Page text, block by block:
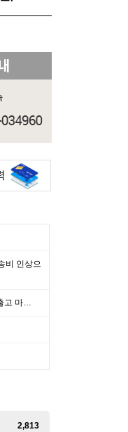
비 인상으
고 마…
2,813